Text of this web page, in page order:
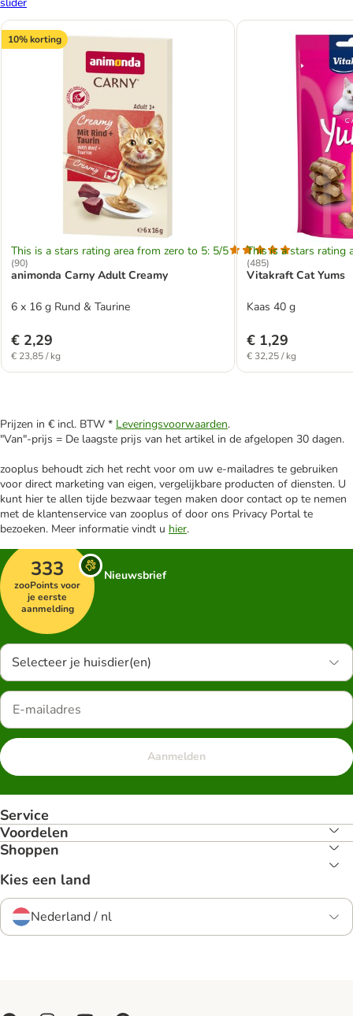
10% korting
This is a stars rating area from zero to 5: 5/5
(90)
animonda Carny Adult Creamy
6 x 16 g Rund & Taurine
€ 2,29
€ 23,85 / kg
This is a stars rating
(485)
Vitakraft Cat Yums
Kaas 40 g
€ 1,29
€ 32,25 / kg
Prijzen in € incl. BTW * Leveringsvoorwaarden.
"Van"-prijs = De laagste prijs van het artikel in de afgelopen 30 dagen.
zooplus behoudt zich het recht voor om uw e-mailadres te gebruiken
voor direct marketing van eigen, vergelijkbare producten of diensten. U
kunt hier te allen tijde bezwaar tegen maken door contact op te nemen
met de klantenservice van zooplus of door ons Privacy Portal te
bezoeken. Meer informatie vindt u hier.
333
zooPoints voor
je eerste
aanmelding
Nieuwsbrief
Selecteer je huisdier(en)
Aanmelden
Service
Voordelen
Shoppen
Kies een land
Nederland / nl